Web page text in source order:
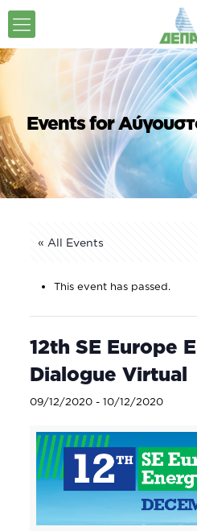
Events for
« All Events
This event has passed.
12th SE Europe
Dialogue Virtual
09/12/2020- 10/12/2020